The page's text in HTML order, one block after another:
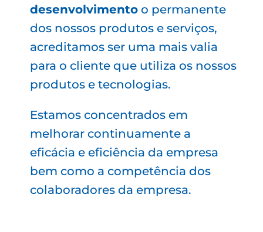
desenvolvimento o permanente
dos nossos produtos e serviços,
acreditamos ser uma mais valia
para o cliente que utiliza os nossos
produtos e tecnologias.
Estamos concentrados em
melhorar continuamente a
eficácia e eficiência da empresa
bem como a competência dos
colaboradores da empresa.